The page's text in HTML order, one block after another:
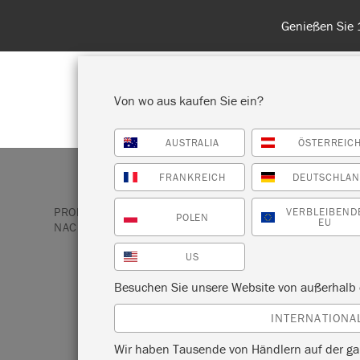
Genießen Sie 15 %
ALLE PRODUKTE ANZEIGEN
PRODUKTE PINSEL UND ZUBEHÖR
NACHFÜLLPACKUNGEN
Von wo aus kaufen Sie ein?
AUSTRALIA ÖSTERREICH
FRANKREICH
POLEN EU
US
Besuchen Sie unsere Website von
Wir haben Tausende von Händlern auf der